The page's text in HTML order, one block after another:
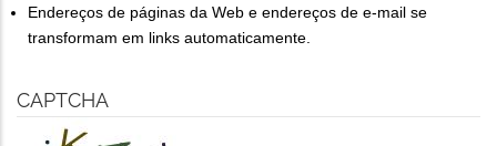
Endereços de páginas da Web e endereços de e-mail se
transformam em links automaticamente.
CAPTCHA